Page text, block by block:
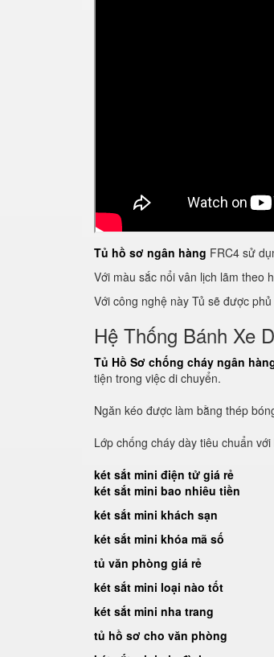
Tủ hồ sơ ngân hàng FRC4 sử
Với màu sắc nổi vân lịch lãm theo
Với công nghệ này Tủ sẽ được
Hệ Thống Bánh Xe
Tủ Hồ Sơ chống cháy ngân
tiện trong việc di chuyển.
Ngăn kéo được làm bằng thép
Lớp chống cháy dày tiêu chuẩn
két sắt mini điện tử giá rẻ
két sắt mini bao nhiêu tiền
két sắt mini khách sạn
két sắt mini khóa mã số
tủ văn phòng giá rẻ
két sắt mini loại nào tốt
két sắt mini nha trang
tủ hồ sơ cho văn phòng